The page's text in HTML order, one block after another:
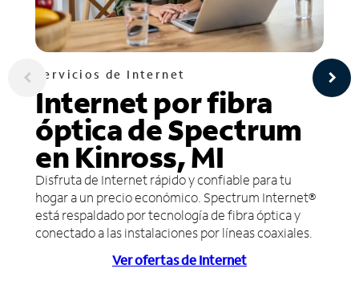
Servicios de Internet
Internet por fibra
óptica de Spectrum
en Kinross, MI
Disfruta de Internet rápido y confiable para tu
hogar a un precio económico. Spectrum Internet®
está respaldado por tecnología de fibra óptica y
conectado a las instalaciones por líneas coaxiales.
Ver ofertas de Internet